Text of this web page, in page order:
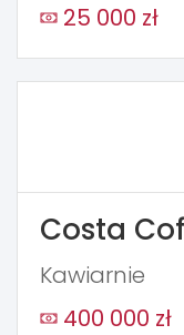
25 000 zł
Costa
Kawiarnie
400 000 zł